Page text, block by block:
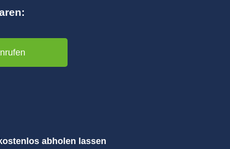
abholen lassen